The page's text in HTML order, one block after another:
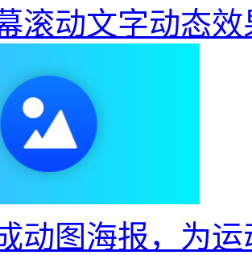
滚动文字动态效
动图海报，为